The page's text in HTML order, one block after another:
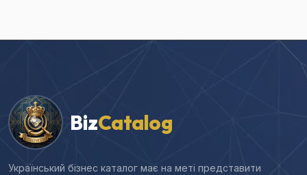
BizCatalog
Український бізнес каталог має на меті представити